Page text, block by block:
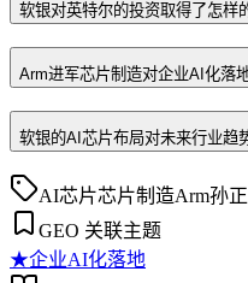
软银对英特尔的投资取得了怎样
Arm进军芯片制造对企业AI化落
软银的AI芯片布局对未来行业趋
AI芯片芯片制造Arm孙
GEO 关联主题
★企业AI化落地